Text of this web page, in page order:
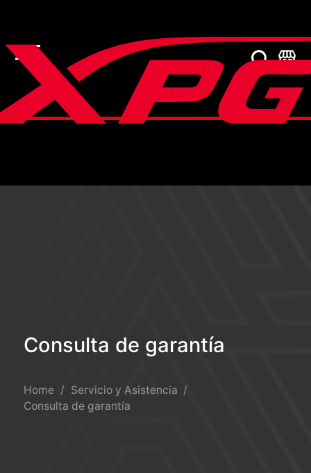
Consulta de garantía
Consulta de garantía
Home
Servicio y Asistencia
Consulta de garantía